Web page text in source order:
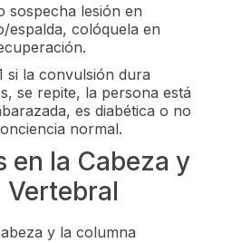
sospecha lesión en
espalda, colóquela en
si la convulsión dura
se repite, la persona está
es diabética o no
normal.
en la Cabeza y
Vertebral
y la columna